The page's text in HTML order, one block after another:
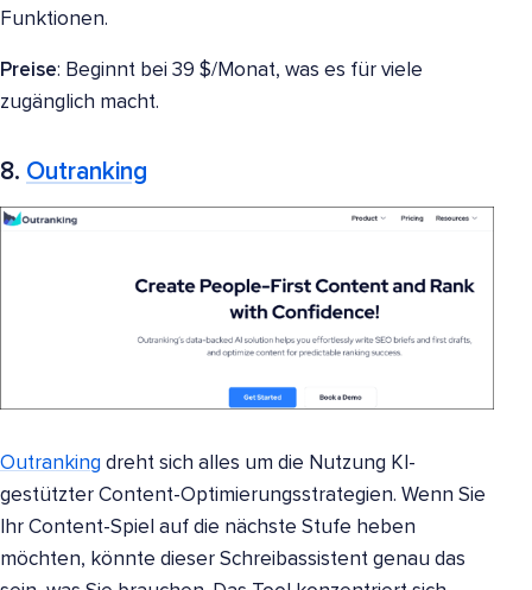
Funktionen.
Preise: Beginnt bei 39 $/Monat, was es für viele
zugänglich macht.
8. Outranking
Outranking dreht sich alles um die Nutzung KI-
gestützter Content-Optimierungsstrategien. Wenn Sie
Ihr Content-Spiel auf die nächste Stufe heben
möchten, könnte dieser Schreibassistent genau das